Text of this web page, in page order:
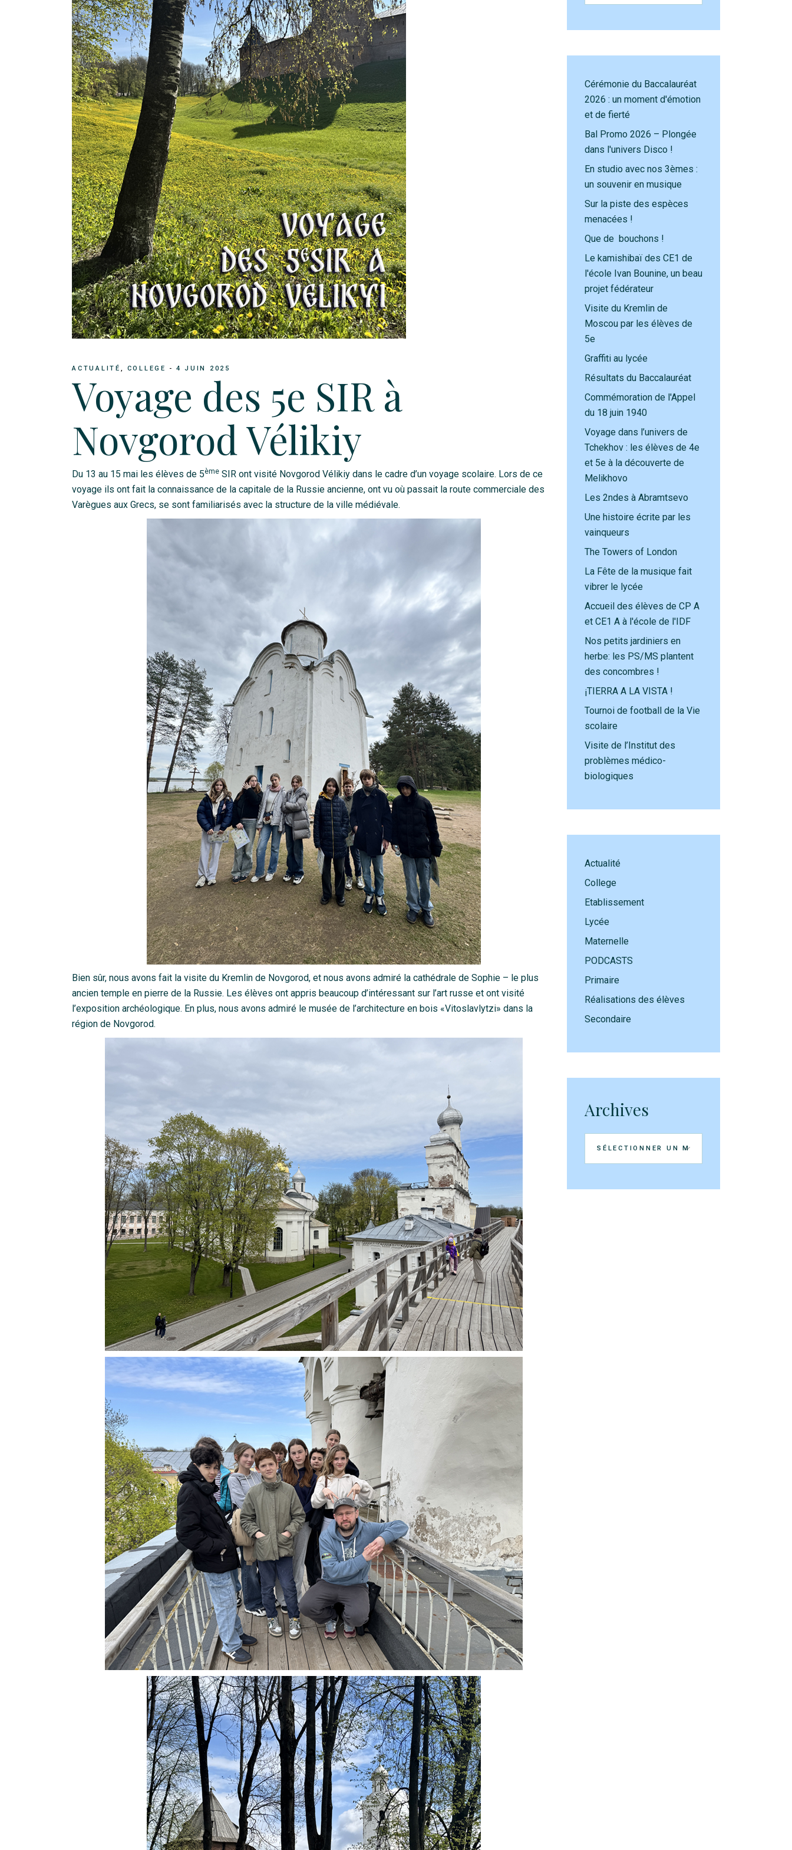
ACTUALITÉ COLLEGE 4 JUIN 2025
Voyage des 5e SIR à
Novgorod Vélikiy
Du 13 au 15 mai les élèves de 5ème SIR ont visité Novgorod Vélikiy dans le cadre d’un voyage scolaire. Lors de ce
voyage ils ont fait la connaissance de la capitale de la Russie ancienne, ont vu où passait la route commerciale des
Varègues aux Grecs, se sont familiarisés avec la structure de la ville médiévale.
Bien sûr, nous avons fait la visite du Kremlin de Novgorod, et nous avons admiré la cathédrale de Sophie – le plus
ancien temple en pierre de la Russie. Les élèves ont appris beaucoup d’intéressant sur l’art russe et ont visité
l’exposition archéologique. En plus, nous avons admiré le musée de l’architecture en bois «Vitoslavlytzi» dans la
région de Novgorod.
Cérémonie du Baccalauréat
2026 : un moment d'émotion
et de fierté
Bal Promo 2026 – Plongée
dans l'univers Disco !
En studio avec nos 3èmes :
un souvenir en musique
Sur la piste des espèces
menacées !
Que de bouchons !
Le kamishibaï des CE1 de
l'école Ivan Bounine, un beau
projet fédérateur
Visite du Kremlin de
Moscou par les élèves de
5e
Graffiti au lycée
Résultats du Baccalauréat
Commémoration de l'Appel
du 18 juin 1940
Voyage dans l’univers de
Tchekhov : les élèves de 4e
et 5e à la découverte de
Melikhovo
Les 2ndes à Abramtsevo
Une histoire écrite par les
vainqueurs
The Towers of London
La Fête de la musique fait
vibrer le lycée
Accueil des élèves de CP A
et CE1 A à l'école de l'IDF
Nos petits jardiniers en
herbe: les PS/MS plantent
des concombres !
¡TIERRA A LA VISTA !
Tournoi de football de la Vie
scolaire
Visite de l’Institut des
problèmes médico-
biologiques
Actualité
College
Etablissement
Lycée
Maternelle
PODCASTS
Primaire
Réalisations des élèves
Secondaire
Archives
Archives